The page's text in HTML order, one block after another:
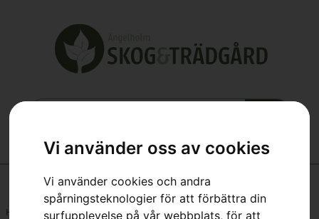
Vi använder oss av cookies
Vi använder cookies och andra
spårningsteknologier för att förbättra din
surfupplevelse på vår webbplats, för att
Hem Webbutik»Batteridrivna maskiner»Batteridrivna Lövblåsar